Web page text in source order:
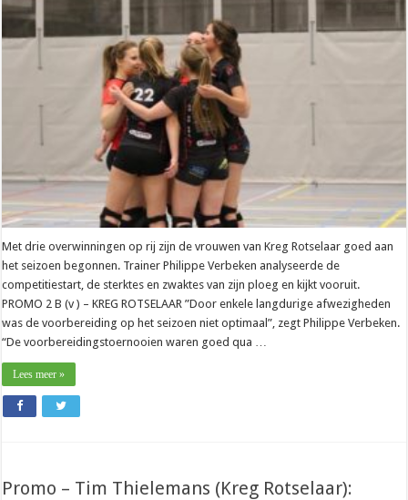
Rotselaar):
“Groep
hangt
goed
aan
elkaar”
Met drie overwinningen op rij zijn de vrouwen van Kreg Rotselaar goed aan
het seizoen begonnen. Trainer Philippe Verbeken analyseerde de
competitiestart, de sterktes en zwaktes van zijn ploeg en kijkt vooruit.
PROMO 2 B (v ) – KREG ROTSELAAR ”Door enkele langdurige afwezigheden
was de voorbereiding op het seizoen niet optimaal”, zegt Philippe Verbeken.
“De voorbereidingstoernooien waren goed qua …
Lees meer »
Promo – Tim Thielemans (Kreg Rotselaar):